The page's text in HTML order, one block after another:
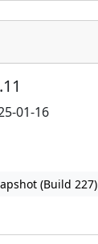
01-16
(Build 227)